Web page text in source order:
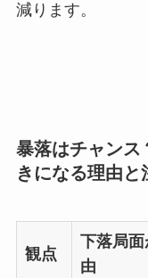
減ります。
暴落はチャンス
きになる理由と
観点
下落局
由